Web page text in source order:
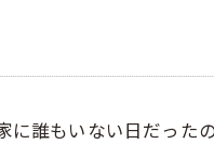
に誰もいない日だった